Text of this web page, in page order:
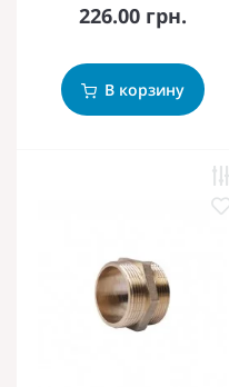
226.00 грн.
В корзину